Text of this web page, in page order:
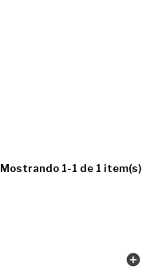
Mostrando 1-1 de 1 item(s)
